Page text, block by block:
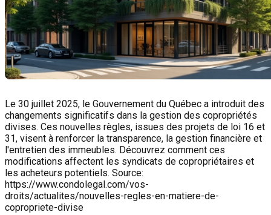
Le 30 juillet 2025, le Gouvernement du Québec a introduit des
changements significatifs dans la gestion des copropriétés
divises. Ces nouvelles règles, issues des projets de loi 16 et
31, visent à renforcer la transparence, la gestion financière et
l'entretien des immeubles. Découvrez comment ces
modifications affectent les syndicats de copropriétaires et
les acheteurs potentiels. Source:
https://www.condolegal.com/vos-
droits/actualites/nouvelles-regles-en-matiere-de-
copropriete-divise